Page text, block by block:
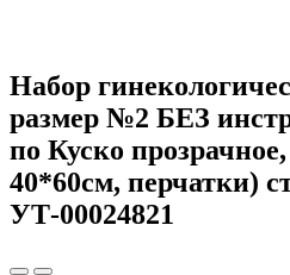
Набор
размер №2 БЕЗ
по Куско
40*60см, перчатки)
УТ-00024821